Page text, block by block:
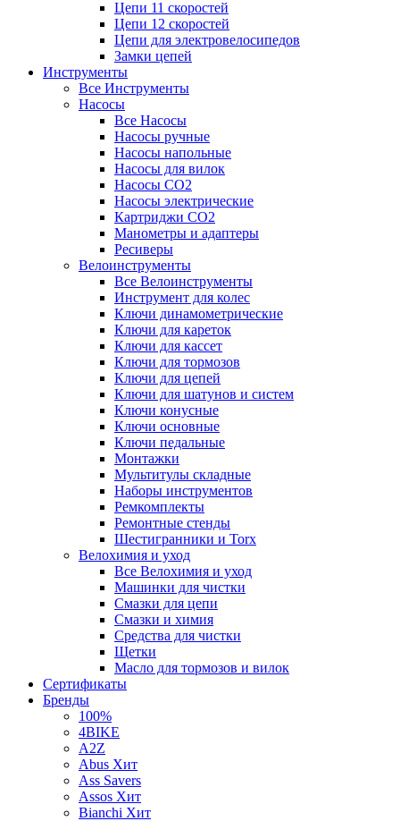
Цепи 11 скоростей
Цепи 12 скоростей
Цепи для электровелосипедов
Замки цепей
Инструменты
Все Инструменты
Насосы
Все Насосы
Насосы ручные
Насосы напольные
Насосы для вилок
Насосы CO2
Насосы электрические
Картриджи CO2
Манометры и адаптеры
Ресиверы
Велоинструменты
Все Велоинструменты
Инструмент для колес
Ключи динамометрические
Ключи для кареток
Ключи для кассет
Ключи для тормозов
Ключи для цепей
Ключи для шатунов и систем
Ключи конусные
Ключи основные
Ключи педальные
Монтажки
Мультитулы складные
Наборы инструментов
Ремкомплекты
Ремонтные стенды
Шестигранники и Torx
Велохимия и уход
Все Велохимия и уход
Машинки для чистки
Смазки для цепи
Смазки и химия
Средства для чистки
Щетки
Масло для тормозов и вилок
Сертификаты
Бренды
100%
4BIKE
A2Z
Abus Хит
Ass Savers
Assos Хит
Bianchi Хит